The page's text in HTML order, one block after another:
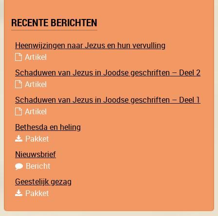
RECENTE BERICHTEN
Heenwijzingen naar Jezus en hun vervulling
Artikel
Schaduwen van Jezus in Joodse geschriften – Deel 2
Artikel
Schaduwen van Jezus in Joodse geschriften – Deel 1
Artikel
Bethesda en heling
Pakket
Nieuwsbrief
Bericht
Geestelijk gezag
Pakket